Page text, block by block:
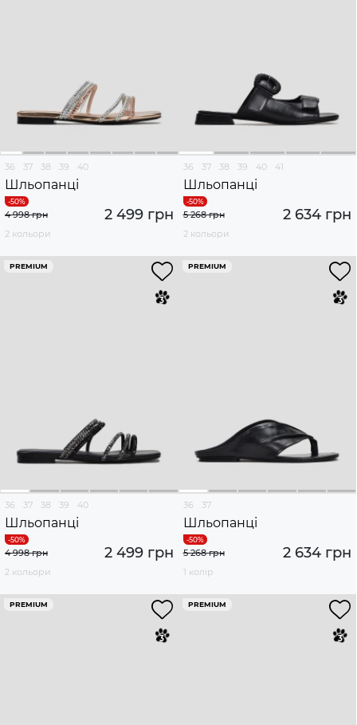
36 37 38 39 40
Шльопанці
2 499 грн
4 998 грн
2 кольори
36 37 38 39 40 41
Шльопанці
2 634 грн
5 268 грн
2 кольори
PREMIUM
36 37 38 39 40
Шльопанці
2 499 грн
4 998 грн
2 кольори
PREMIUM
36 37
Шльопанці
2 634 грн
5 268 грн
1 колір
PREMIUM PREMIUM